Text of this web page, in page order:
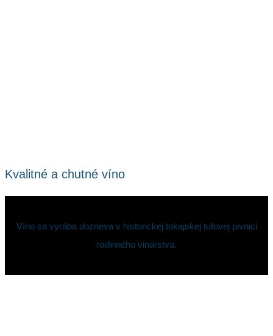
Kvalitné a chutné víno
Víno sa vyrába dozrieva v historickej tokajskej tufovej pivnici
rodinného vinárstva.